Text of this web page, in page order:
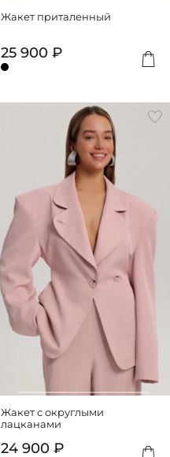
Жакет приталенный
25 900 ₽
Жакет с округлыми
лацканами
24 900 ₽